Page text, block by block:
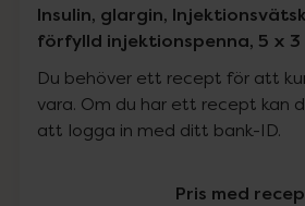
Insulin, glargin,
förfylld injektionspenna, 5 x 3
Du behöver ett recept för att
vara. Om du har ett recept kan
att logga in med ditt bank-ID.
Pris med